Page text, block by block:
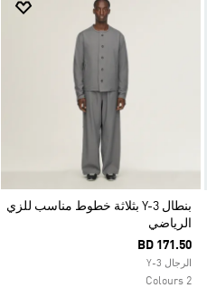
بنطال Y-3 بثلاثة خطوط مناسب للزي
الرياضي
BD 171.50
الرجال Y-3
2 Colours